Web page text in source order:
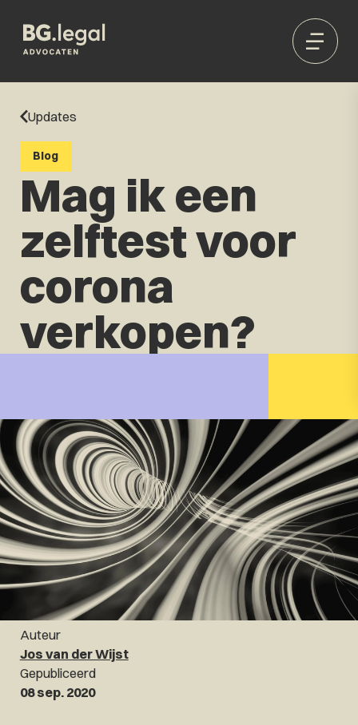
Updates
Blog
Mag ik een
zelftest voor
corona
verkopen?
Auteur
Jos van der Wijst
Gepubliceerd
08 sep. 2020